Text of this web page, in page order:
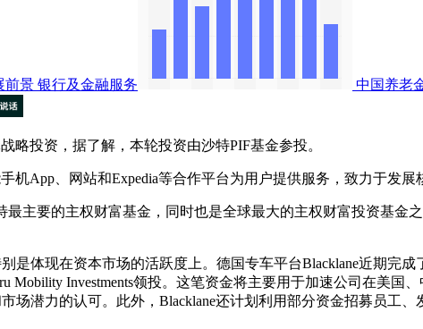
前景 银行及金融服务 中国养老
投资，据了解，本轮投资由沙特PIF基金参投。
App、网站和Expedia等合作平台为用户提供服务，致力于发展
要的主权财富基金，同时也是全球最大的主权财富投资基金
体现在资本市场的活跃度上。德国专车平台Blacklane近期完成
Mobility Investments领投。这笔资金将主要用于加速公司在美国
场潜力的认可。此外，Blacklane还计划利用部分资金招募员工